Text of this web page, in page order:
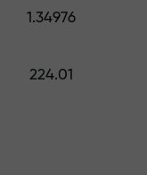
1.34976
224.01